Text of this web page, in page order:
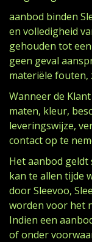
aanbod binden
en volledigheid
gehouden tot
geen geval
materiële
Wanneer de
maten, kleur,
leveringswijze,
contact op te
Het aanbod
kan te allen tijde
door Sleevoo,
worden voor het
Indien een
of onder